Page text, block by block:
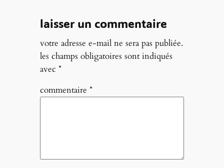
laisser un commentaire
votre adresse e-mail ne sera pas publiée.
les champs obligatoires sont indiqués
avec *
commentaire *